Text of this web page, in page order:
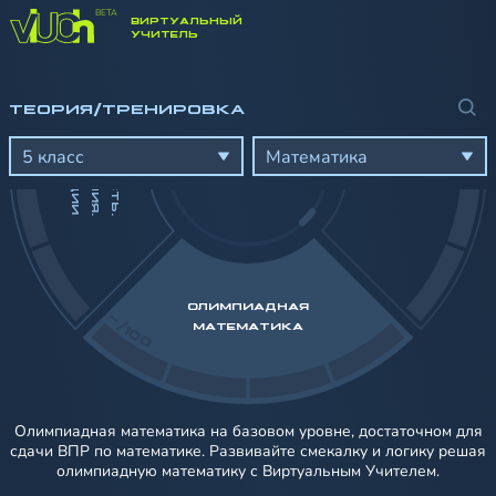
ВИРТУАЛЬНЫЙ
УЧИТЕЛЬ
5 класс Математика
ТЕОРИЯ/ТРЕНИРОВКА
-/100
ОЛИМПИАДНАЯ
МАТЕМАТИКА
Д
Е
Л
И
М
О
С
Т
Ь
.
О
Т
Н
О
Ш
Е
Н
И
Я
.
П
Р
О
П
О
Р
Ц
И
И
Олимпиадная математика на базовом уровне, достаточном для
сдачи ВПР по математике. Развивайте смекалку и логику решая
олимпиадную математику с Виртуальным Учителем.